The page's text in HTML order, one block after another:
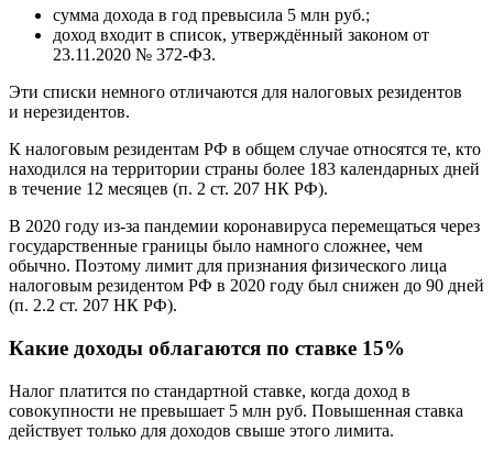
сумма дохода в год превысила 5 млн руб.;
доход входит в список, утверждённый законом от
23.11.2020 № 372-ФЗ.
Эти списки немного отличаются для налоговых резидентов
и нерезидентов.
К налоговым резидентам РФ в общем случае относятся те, кто
находился на территории страны более 183 календарных дней
в течение 12 месяцев (п. 2 ст. 207 НК РФ).
В 2020 году из-за пандемии коронавируса перемещаться через
государственные границы было намного сложнее, чем
обычно. Поэтому лимит для признания физического лица
налоговым резидентом РФ в 2020 году был снижен до 90 дней
(п. 2.2 ст. 207 НК РФ).
Какие доходы облагаются по ставке 15%
Налог платится по стандартной ставке, когда доход в
совокупности не превышает 5 млн руб. Повышенная ставка
действует только для доходов свыше этого лимита.